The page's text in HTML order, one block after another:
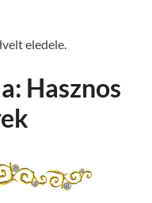
eledele.
Hasznos